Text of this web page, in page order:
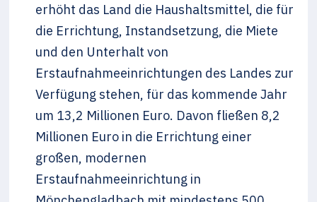
erhöht das Land die Haushaltsmittel, die für
die Errichtung, Instandsetzung, die Miete
und den Unterhalt von
Erstaufnahmeeinrichtungen des Landes zur
Verfügung stehen, für das kommende Jahr
um 13,2 Millionen Euro. Davon fließen 8,2
Millionen Euro in die Errichtung einer
großen, modernen
Erstaufnahmeeinrichtung in